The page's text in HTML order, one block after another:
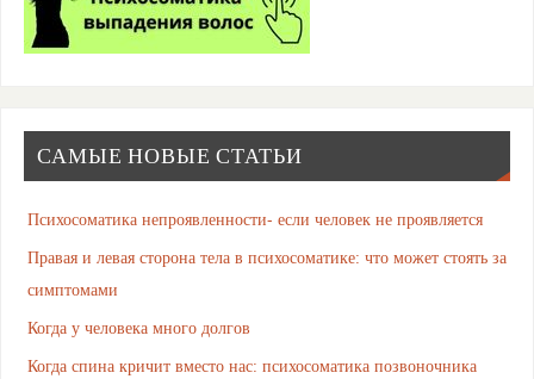
САМЫЕ НОВЫЕ СТАТЬИ
Психосоматика непроявленности- если человек не проявляется
Правая и левая сторона тела в психосоматике: что может стоять за
симптомами
Когда у человека много долгов
Когда спина кричит вместо нас: психосоматика позвоночника